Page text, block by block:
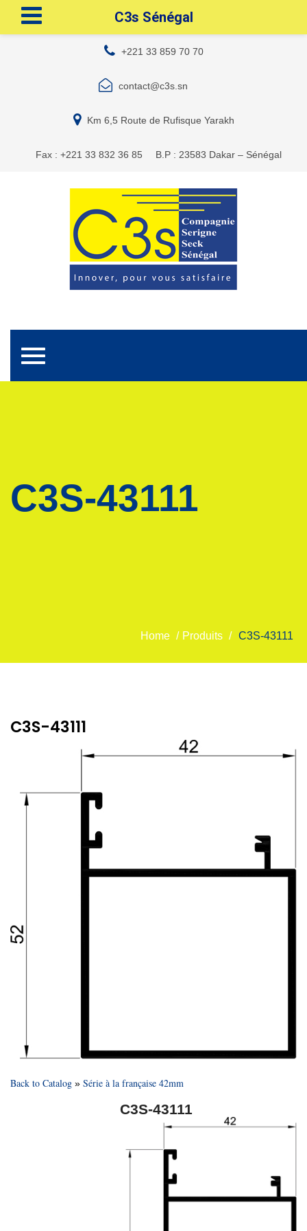
+221 33 859 70 70
contact@c3s.sn
Km 6,5 Route de Rufisque Yarakh
Fax : +221 33 832 36 85 B.P : 23583 Dakar – Sénégal
Toggle navigation
C3S-43111
Home / Produits / C3S-43111
C3S-43111
Back to Catalog Série à la française 42mm
C3S-43111
C3s Sénégal